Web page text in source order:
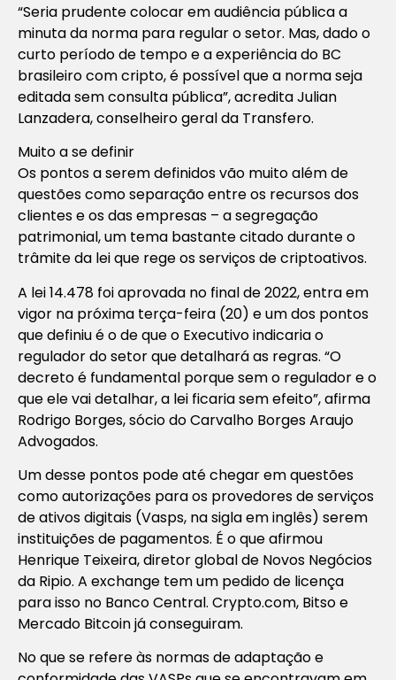
“Seria prudente colocar em audiência pública a
minuta da norma para regular o setor. Mas, dado o
curto período de tempo e a experiência do BC
brasileiro com cripto, é possível que a norma seja
editada sem consulta pública”, acredita Julian
Lanzadera, conselheiro geral da Transfero.
Muito a se definir
Os pontos a serem definidos vão muito além de
questões como separação entre os recursos dos
clientes e os das empresas – a segregação
patrimonial, um tema bastante citado durante o
trâmite da lei que rege os serviços de criptoativos.
A lei 14.478 foi aprovada no final de 2022, entra em
vigor na próxima terça-feira (20) e um dos pontos
que definiu é o de que o Executivo indicaria o
regulador do setor que detalhará as regras. “O
decreto é fundamental porque sem o regulador e o
que ele vai detalhar, a lei ficaria sem efeito”, afirma
Rodrigo Borges, sócio do Carvalho Borges Araujo
Advogados.
Um desse pontos pode até chegar em questões
como autorizações para os provedores de serviços
de ativos digitais (Vasps, na sigla em inglês) serem
instituições de pagamentos. É o que afirmou
Henrique Teixeira, diretor global de Novos Negócios
da Ripio. A exchange tem um pedido de licença
para isso no Banco Central. Crypto.com, Bitso e
Mercado Bitcoin já conseguiram.
No que se refere às normas de adaptação e